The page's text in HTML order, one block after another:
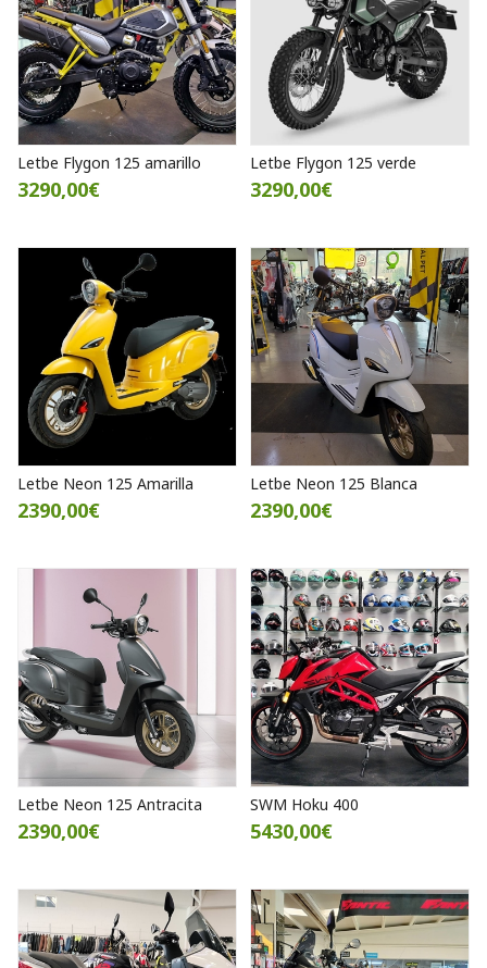
Letbe Flygon 125 amarillo
3290,00€
Letbe Flygon 125 verde
3290,00€
Letbe Neon 125 Amarilla
2390,00€
Letbe Neon 125 Blanca
2390,00€
Letbe Neon 125 Antracita
2390,00€
SWM Hoku 400
5430,00€